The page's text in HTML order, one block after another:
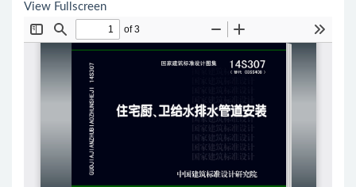
View Fullscreen